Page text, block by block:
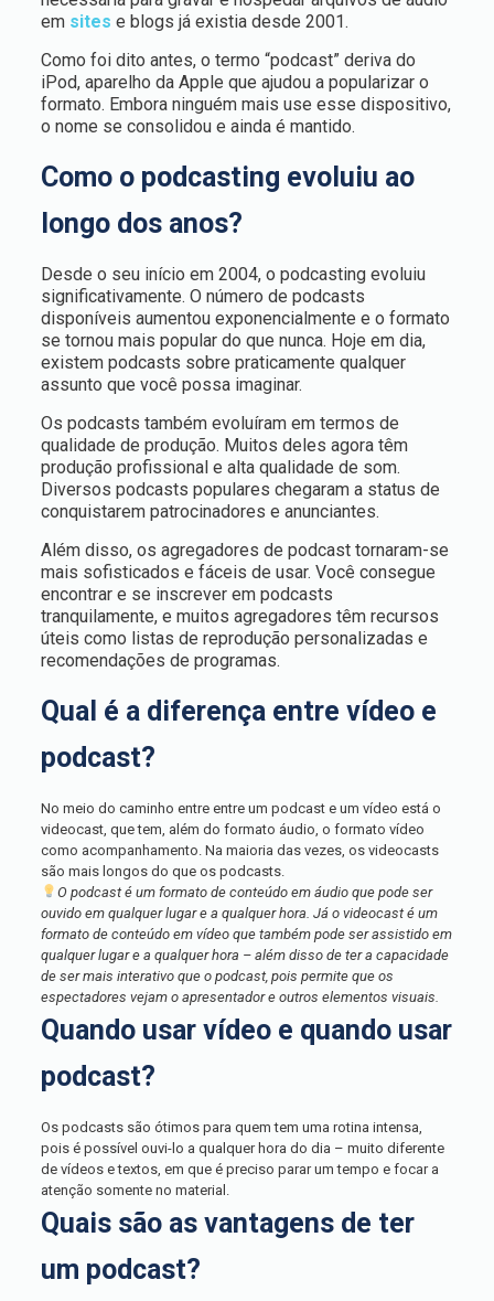
em sites e blogs já existia desde 2001.
Como foi dito antes, o termo “podcast” deriva do
iPod, aparelho da Apple que ajudou a popularizar o
formato. Embora ninguém mais use esse dispositivo,
o nome se consolidou e ainda é mantido.
Como o podcasting evoluiu ao
longo dos anos?
Desde o seu início em 2004, o podcasting evoluiu
significativamente. O número de podcasts
disponíveis aumentou exponencialmente e o formato
se tornou mais popular do que nunca. Hoje em dia,
existem podcasts sobre praticamente qualquer
assunto que você possa imaginar.
Os podcasts também evoluíram em termos de
qualidade de produção. Muitos deles agora têm
produção profissional e alta qualidade de som.
Diversos podcasts populares chegaram a status de
conquistarem patrocinadores e anunciantes.
Além disso, os agregadores de podcast tornaram-se
mais sofisticados e fáceis de usar. Você consegue
encontrar e se inscrever em podcasts
tranquilamente, e muitos agregadores têm recursos
úteis como listas de reprodução personalizadas e
recomendações de programas.
Qual é a diferença entre vídeo e
podcast?
No meio do caminho entre entre um podcast e um vídeo está o
videocast, que tem, além do formato áudio, o formato vídeo
como acompanhamento. Na maioria das vezes, os videocasts
são mais longos do que os podcasts.
O podcast é um formato de conteúdo em áudio que pode ser
ouvido em qualquer lugar e a qualquer hora. Já o videocast é um
formato de conteúdo em vídeo que também pode ser assistido em
qualquer lugar e a qualquer hora – além disso de ter a capacidade
de ser mais interativo que o podcast, pois permite que os
espectadores vejam o apresentador e outros elementos visuais.
Quando usar vídeo e quando usar
podcast?
Os podcasts são ótimos para quem tem uma rotina intensa,
pois é possível ouvi-lo a qualquer hora do dia – muito diferente
de vídeos e textos, em que é preciso parar um tempo e focar a
atenção somente no material.
Quais são as vantagens de ter
um podcast?